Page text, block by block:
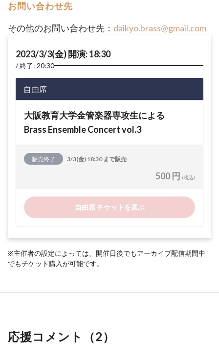
お問い合わせ先
その他のお問い合わせ先： daikyo.brass@gmail.com
2023/3/3(金) 開演: 18:30
終了: 20:30
自由席
大阪教育大学金管楽器専攻生による
Brass Ensemble Concert vol.3
販売終了 3/3(金) 18:30 まで販売
500 円 (税込)
自由席 チケットを選ぶ
※主催者の設定によっては、開催日後でもアーカイブ配信期間中
でもチケット購入が可能です。
応援コメント（2）